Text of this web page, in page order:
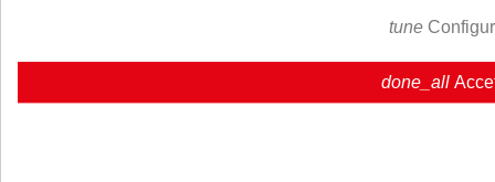
Tracciamento ordine
tune
done_all